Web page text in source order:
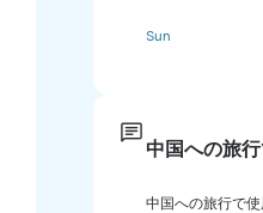
Sun
中国への旅
中国への旅行で